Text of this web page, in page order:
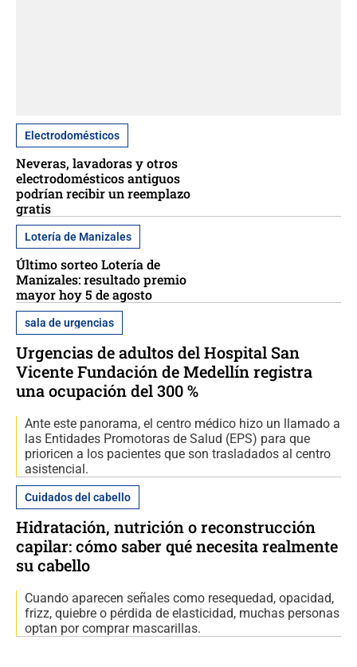
Electrodomésticos
Neveras, lavadoras y otros
electrodomésticos antiguos
podrían recibir un reemplazo
gratis
Lotería de Manizales
Último sorteo Lotería de
Manizales: resultado premio
mayor hoy 5 de agosto
sala de urgencias
Urgencias de adultos del Hospital San
Vicente Fundación de Medellín registra
una ocupación del 300 %
Ante este panorama, el centro médico hizo un llamado a
las Entidades Promotoras de Salud (EPS) para que
prioricen a los pacientes que son trasladados al centro
asistencial.
Cuidados del cabello
Hidratación, nutrición o reconstrucción
capilar: cómo saber qué necesita realmente
su cabello
Cuando aparecen señales como resequedad, opacidad,
frizz, quiebre o pérdida de elasticidad, muchas personas
optan por comprar mascarillas.